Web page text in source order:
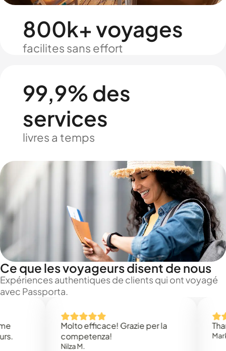
800k+ voyages
facilites sans effort
99,9% des
services
livres a temps
Ce que les voyageurs disent de nous
Expériences authentiques de clients qui ont voyagé
avec Passporta.
Molto efficace! Grazie per la
competenza!
Nilza M.
Thank
Mark N.